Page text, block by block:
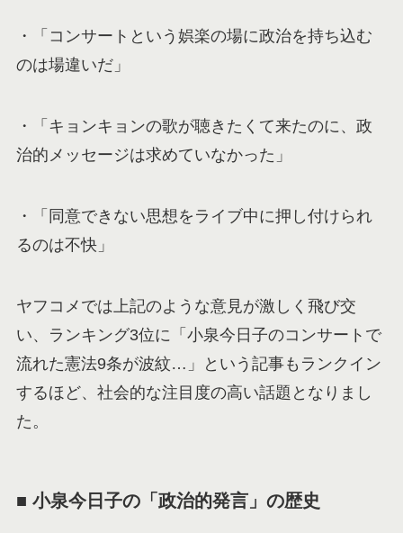
・「コンサートという娯楽の場に政治を持ち込む
のは場違いだ」
・「キョンキョンの歌が聴きたくて来たのに、政
治的メッセージは求めていなかった」
・「同意できない思想をライブ中に押し付けられ
るのは不快」
ヤフコメでは上記のような意見が激しく飛び交
い、ランキング3位に「小泉今日子のコンサートで
流れた憲法9条が波紋…」という記事もランクイン
するほど、社会的な注目度の高い話題となりまし
た。
■ 小泉今日子の「政治的発言」の歴史